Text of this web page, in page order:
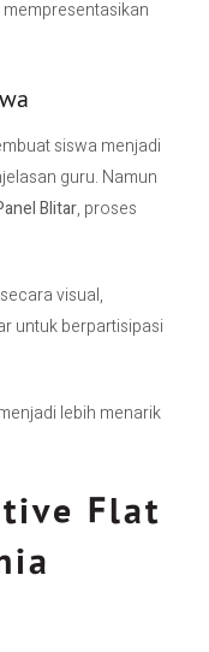
siswa menjadi
guru. Namun
Blitar, proses
visual,
untuk berpartisipasi
lebih menarik
Flat